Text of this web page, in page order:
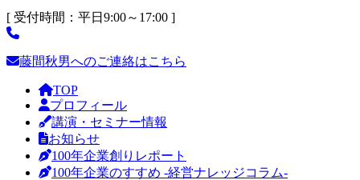
[ 受付時間：平日9:00～17:00 ]
藤間秋男へのご連絡はこちら
TOP
プロフィール
講演・セミナー情報
お知らせ
100年企業創りレポート
100年企業のすすめ -経営ナレッジコラム-